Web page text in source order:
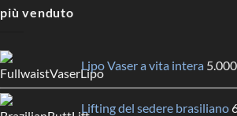
più venduto
Lipo Vaser a vita intera 5.000
Lifting del sedere brasiliano